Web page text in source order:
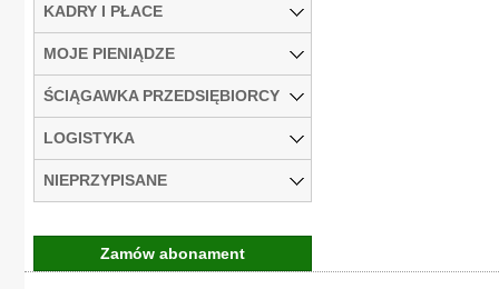
KADRY I PŁACE
MOJE PIENIĄDZE
ŚCIĄGAWKA PRZEDSIĘBIORCY
LOGISTYKA
NIEPRZYPISANE
Zamów abonament